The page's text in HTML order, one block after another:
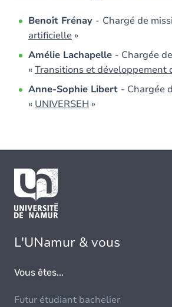
Benoît Frénay - Chargé de
artificielle »
Amélie Lachapelle - Chargée
«Transitions et développement
Anne-Sophie Libert - Chargée
« UNIVERSEH »
L'UNamur & vous
Vous êtes...
Futur étudiant bachelier